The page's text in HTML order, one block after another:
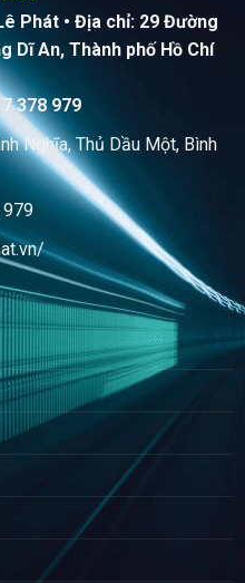
Phát • Địa chỉ: 29 Đường
Dĩ An, Thành phố Hồ Chí
378 979
Nghĩa, Thủ Dầu Một, Bình